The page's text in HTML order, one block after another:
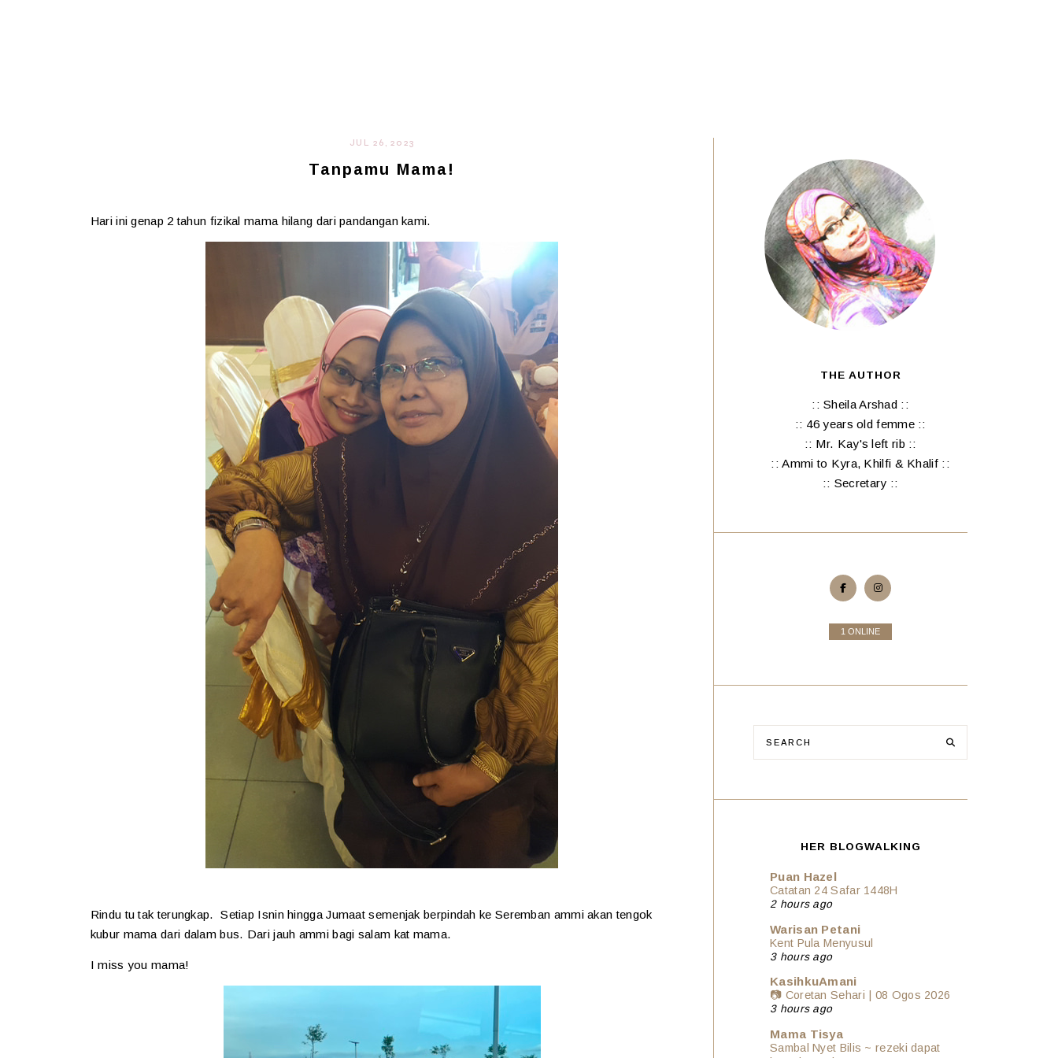
JUL 26, 2023
Tanpamu Mama!
Hari ini genap 2 tahun fizikal mama hilang dari pandangan kami.
Rindu tu tak terungkap. Setiap Isnin hingga Jumaat semenjak berpindah ke Seremban ammi akan tengok
kubur mama dari dalam bus. Dari jauh ammi bagi salam kat mama.
I miss you mama!
THE AUTHOR
:: Sheila Arshad ::
:: 46 years old femme ::
:: Mr. Kay's left rib ::
:: Ammi to Kyra, Khilfi & Khalif ::
:: Secretary ::
1 ONLINE
HER BLOGWALKING
Puan Hazel
Catatan 24 Safar 1448H
2 hours ago
Warisan Petani
Kent Pula Menyusul
3 hours ago
KasihkuAmani
📷 Coretan Sehari | 08 Ogos 2026
3 hours ago
Mama Tisya
Sambal Nyet Bilis ~ rezeki dapat